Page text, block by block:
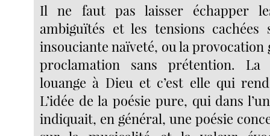
Il ne faut pas laisser échapper
ambiguïtés et les tensions cachées
insouciante naïveté, ou la provocation
proclamation sans prétention.
louange à Dieu et c’est elle qui
L’idée de la poésie pure, qui dans
indiquait, en général, une poésie